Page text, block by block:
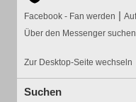
Facebook - Fan werden |
Über den Messenger suchen
Zur Desktop-Seite wechseln
Suchen